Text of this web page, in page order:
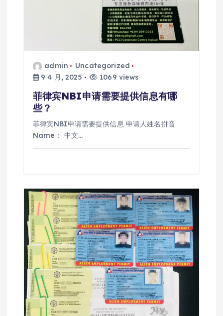
admin
Uncategorized
9 4 月, 2025
1069 views
菲律宾NBI申请需要提供信息有哪
些？
菲律宾NBI申请需要提供信息 申请人姓名拼音
Name： 中文…